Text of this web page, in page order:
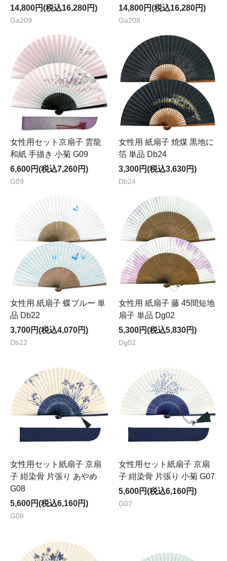
14,800円(税込16,280円)
Ga209
14,800円(税込16,280円)
Ga208
女性用セット京扇子 雲龍
和紙 手描き 小菊 G09
6,600円(税込7,260円)
G09
女性用 紙扇子 焼煤 黒地に
箔 単品 Db24
3,300円(税込3,630円)
Db24
女性用 紙扇子 蝶ブルー 単
品 Db22
3,700円(税込4,070円)
Db22
女性用 紙扇子 藤 45間短地
扇子 単品 Dg02
5,300円(税込5,830円)
Dg02
女性用セット紙扇子 京扇
子 紺染骨 片張り あやめ
G08
5,600円(税込6,160円)
G08
女性用セット紙扇子 京扇
子 紺染骨 片張り 小菊 G07
5,600円(税込6,160円)
G07